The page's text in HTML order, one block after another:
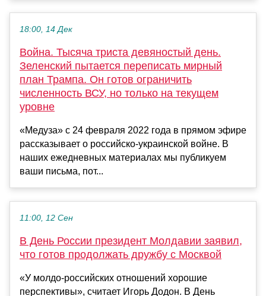
18:00, 14 Дек
Война. Тысяча триста девяностый день.
Зеленский пытается переписать мирный
план Трампа. Он готов ограничить
численность ВСУ, но только на текущем
уровне
«Медуза» с 24 февраля 2022 года в прямом эфире
рассказывает о российско-украинской войне. В
наших ежедневных материалах мы публикуем
ваши письма, пот...
11:00, 12 Сен
В День России президент Молдавии заявил,
что готов продолжать дружбу с Москвой
«У молдо-российских отношений хорошие
перспективы», считает Игорь Додон. В День